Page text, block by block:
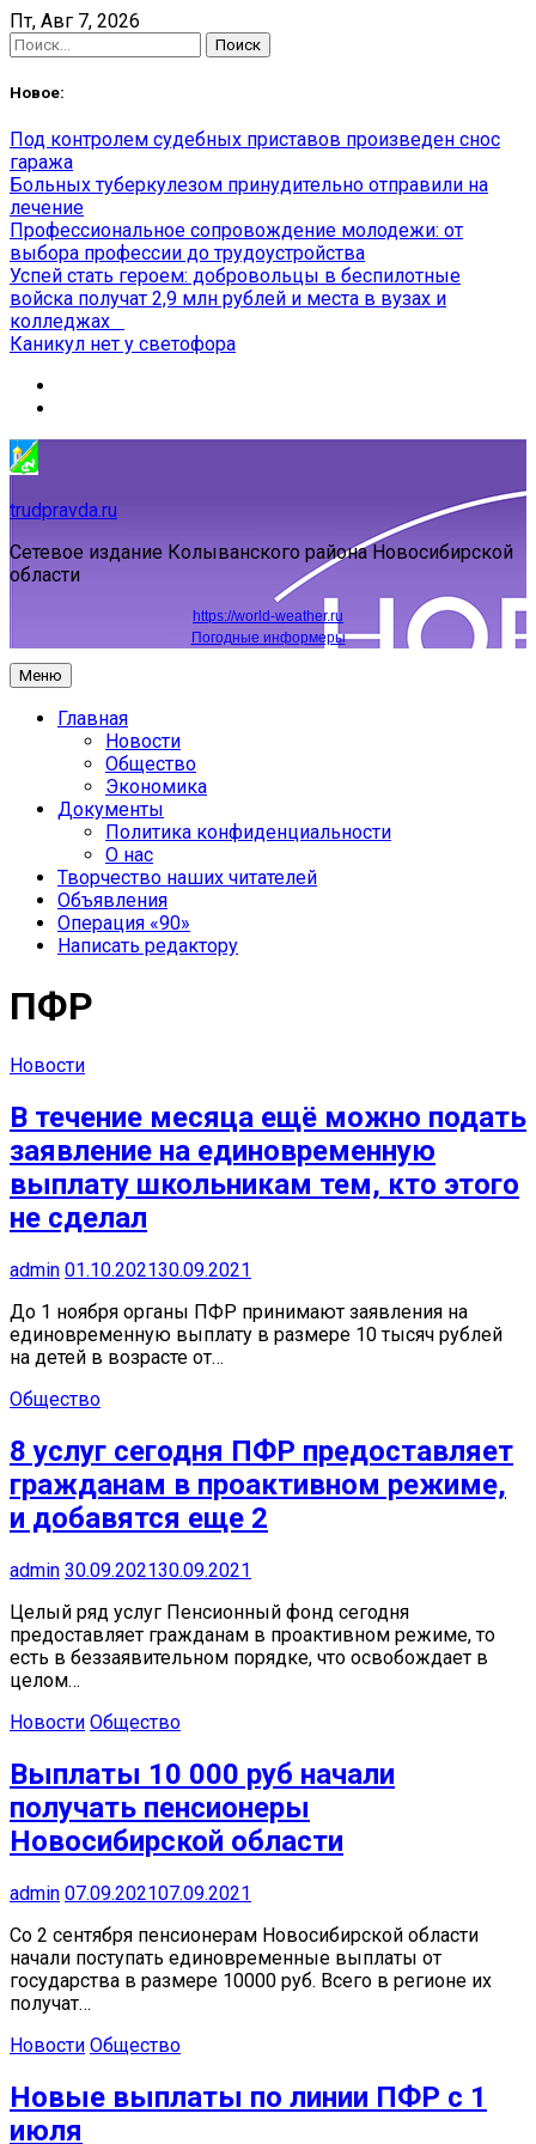
Skip
to
content
Пт, Авг 7, 2026
Найти:
Новое:
Под контролем судебных приставов произведен снос
гаража
Больных туберкулезом принудительно отправили на
лечение
Профессиональное сопровождение молодежи: от
выбора профессии до трудоустройства
Успей стать героем: добровольцы в беспилотные
войска получат 2,9 млн рублей и места в вузах и
колледжах
Каникул нет у светофора
trudpravda.ru
Сетевое издание Колыванского района Новосибирской
области
https://world-weather.ru
Погодные информеры
Меню
Главная
Новости
Общество
Экономика
Документы
Политика конфиденциальности
О нас
Творчество наших читателей
Объявления
Операция «90»
Написать редактору
ПФР
Новости
В течение месяца ещё можно подать
заявление на единовременную
выплату школьникам тем, кто этого
не сделал
admin 01.10.202130.09.2021
До 1 ноября органы ПФР принимают заявления на
единовременную выплату в размере 10 тысяч рублей
на детей в возрасте от…
Общество
8 услуг сегодня ПФР предоставляет
гражданам в проактивном режиме,
и добавятся еще 2
admin 30.09.202130.09.2021
Целый ряд услуг Пенсионный фонд сегодня
предоставляет гражданам в проактивном режиме, то
есть в беззаявительном порядке, что освобождает в
целом…
Новости Общество
Выплаты 10 000 руб начали
получать пенсионеры
Новосибирской области
admin 07.09.202107.09.2021
Со 2 сентября пенсионерам Новосибирской области
начали поступать единовременные выплаты от
государства в размере 10000 руб. Всего в регионе их
получат…
Новости Общество
Новые выплаты по линии ПФР с 1
июля